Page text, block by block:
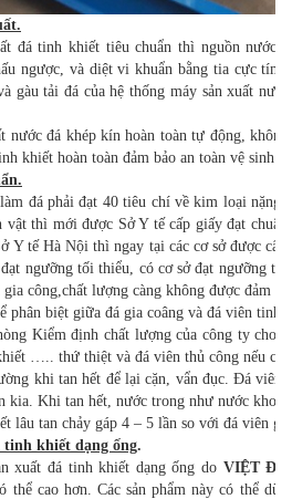
.
đá tinh khiết tiêu chuẩn thì nguồn nước
ngược, và diệt vi khuẩn bằng tia cực tím.
gàu tải đá của hệ thống máy sản xuất
nước đá khép kín hoàn toàn tự động,
khiết hoàn toàn đảm bảo an toàn vệ sinh
.
đá phải đạt 40 tiêu chí về kim loại
thì mới được Sở Y tế cấp giấy đạt
Y tế Hà Nội thì ngay tại các cơ sở được
ngưỡng tối thiểu, có cơ sở đạt ngưỡng
gia công,chất lượng càng không được đảm
phân biệt giữa đá gia coâng và đá viên tinh
Kiểm định chất lượng của công ty cho
….. thứ thiệt và đá viên thủ công nếu
khi tan hết để lại cặn, vẩn đục. Đá viên
kia. Khi tan hết, nước trong như nước
lâu tan chảy gáp 4 – 5 lần so với đá viên
tinh khiết dạng ống.
xuất đá tinh khiết dạng ống do VIỆT
thể cao hơn. Các sản phẩm này có thể